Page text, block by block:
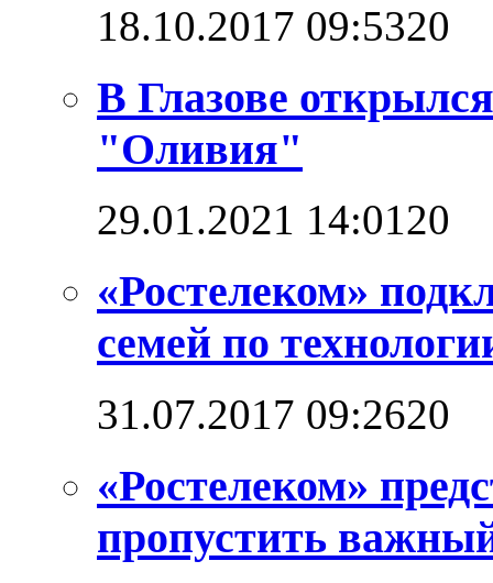
18.10.2017 09:5320
В Глазове
"Оливия"
29.01.2021 14:0120
«Ростелеком»
семей по
31.07.2017 09:2620
«Ростелеком»
пропустить